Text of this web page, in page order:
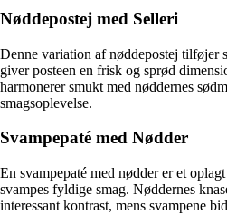
Nøddepostej med Selleri
Denne variation af nøddepostej tilføjer
giver posteen en frisk og sprød
harmonerer smukt med nøddernes
smagsoplevelse.
Svampepaté med Nødder
En svampepaté med nødder er et
svampes fyldige smag. Nøddernes
interessant kontrast, mens svampene